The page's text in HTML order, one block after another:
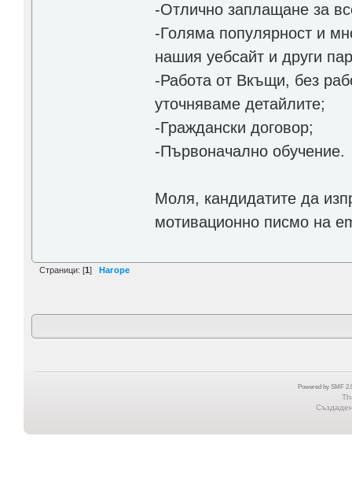
-Отлично заплащане за
-Голяма популярност и
нашия уебсайт и други
-Работа от Вкъщи, без
уточняваме детайлите;
-Граждански договор;
-Първоначално обучение.
Моля, кандидатите да
мотивационно писмо на
Страници: [1] Нагоре
Powered by SMF